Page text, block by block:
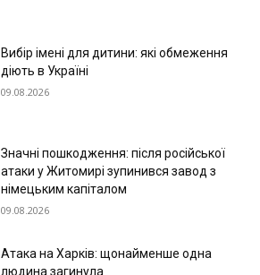
Вибір імені для дитини: які обмеження
діють в Україні
09.08.2026
Значні пошкодження: після російської
атаки у Житомирі зупинився завод з
німецьким капіталом
09.08.2026
Атака на Харків: щонайменше одна
людина загинула